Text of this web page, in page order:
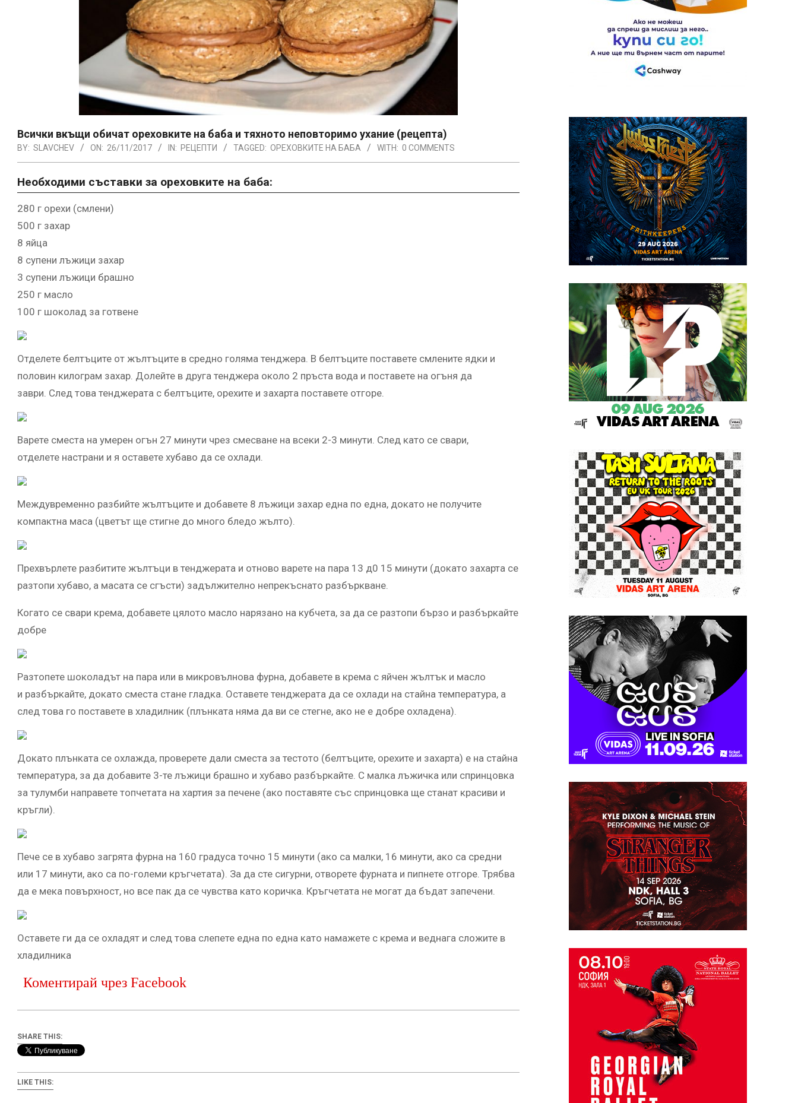
Всички вкъщи обичат ореховките на баба и тяхното неповторимо ухание (рецепта)
BY: SLAVCHEV ON: 26/11/2017 IN: РЕЦЕПТИ TAGGED: ОРЕХОВКИТЕ НА БАБА WITH: 0 COMMENTS
Необходими съставки за ореховките на баба:
280 г орехи (смлени)
500 г захар
8 яйца
8 супени лъжици захар
3 супени лъжици брашно
250 г масло
100 г шоколад за готвене
Отделете белтъците от жълтъците в средно голяма тенджера. В белтъците поставете смлените ядки и
половин килограм захар. Долейте в друга тенджера около 2 пръста вода и поставете на огъня да
заври. След това тенджерата с белтъците, орехите и захарта поставете отгоре.
Варете сместа на умерен огън 27 минути чрез смесване на всеки 2-3 минути. След като се свари,
отделете настрани и я оставете хубаво да се охлади.
Междувременно разбийте жълтъците и добавете 8 лъжици захар една по една, докато не получите
компактна маса (цветът ще стигне до много бледо жълто).
Прехвърлете разбитите жълтъци в тенджерата и отново варете на пара 13 д0 15 минути (докато захарта се
разтопи хубаво, а масата се сгъсти) задължително непрекъснато разбъркване.
Когато се свари крема, добавете цялото масло нарязано на кубчета, за да се разтопи бързо и разбъркайте
добре
Разтопете шоколадът на пара или в микровълнова фурна, добавете в крема с яйчен жълтък и масло
и разбъркайте, докато сместа стане гладка. Оставете тенджерата да се охлади на стайна температура, а
след това го поставете в хладилник (плънката няма да ви се стегне, ако не е добре охладена).
Докато плънката се охлажда, проверете дали сместа за тестото (белтъците, орехите и захарта) е на стайна
температура, за да добавите 3-те лъжици брашно и хубаво разбъркайте. С малка лъжичка или спринцовка
за тулумби направете топчетата на хартия за печене (ако поставяте със спринцовка ще станат красиви и
кръгли).
Пече се в хубаво загрята фурна на 160 градуса точно 15 минути (ако са малки, 16 минути, ако са средни
или 17 минути, ако са по-големи кръгчетата). За да сте сигурни, отворете фурната и пипнете отгоре. Трябва
да е мека повърхност, но все пак да се чувства като коричка. Кръгчетата не могат да бъдат запечени.
Оставете ги да се охладят и след това слепете една по една като намажете с крема и веднага сложите в
хладилника
Коментирай чрез Facebook
SHARE THIS:
LIKE THIS: